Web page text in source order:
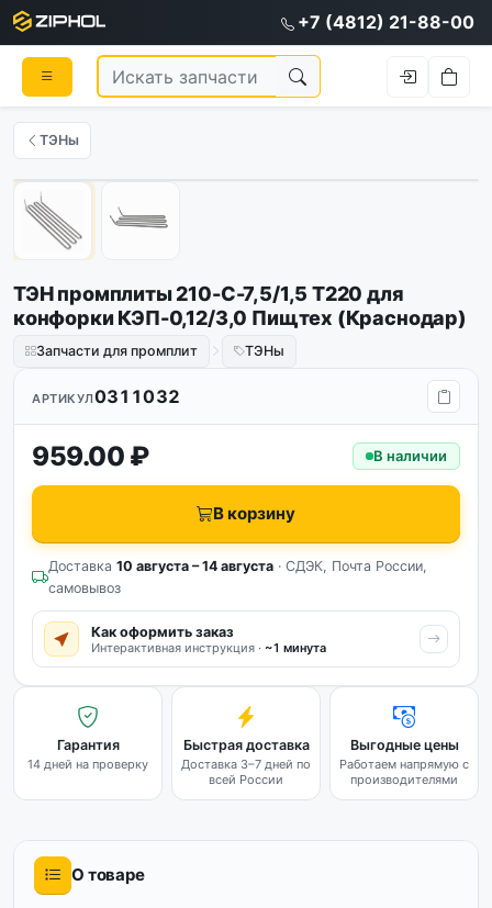
+7 (4812) 21-88-00
ТЭНы
ТЭН промплиты 210-С-7,5/1,5 Т220 для
конфорки КЭП-0,12/3,0 Пищтех (Краснодар)
Запчасти для промплит ТЭНы
АРТИКУЛ0311032
959.00 ₽ В наличии
В корзину
Доставка 10 августа – 14 августа · СДЭК, Почта России,
самовывоз
Как оформить заказ
Интерактивная инструкция · ~1 минута
Гарантия
14 дней на проверку
Быстрая доставка
Доставка 3–7 дней по
всей России
Выгодные цены
Работаем напрямую с
производителями
О товаре